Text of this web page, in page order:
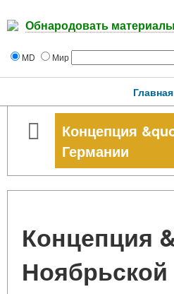
Обнародовать материалы
MD Мир
Главная
Концепция
Германии
Концепция